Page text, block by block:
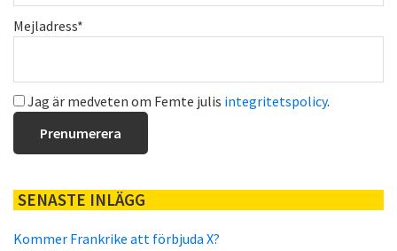
Mejladress*
Jag är medveten om Femte julis integritetspolicy.
SENASTE INLÄGG
Kommer Frankrike att förbjuda X?